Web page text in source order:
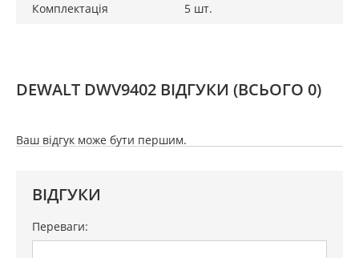
Комплектація
5 шт.
DEWALT DWV9402 ВІДГУКИ (ВСЬОГО 0)
Ваш відгук може бути першим.
ВІДГУКИ
Переваги: